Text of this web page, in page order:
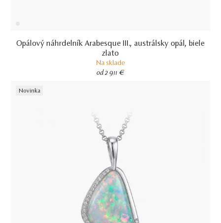
Opálový náhrdelník Arabesque III., austrálsky opál, biele
zlato
Na sklade
od 2 911 €
Novinka